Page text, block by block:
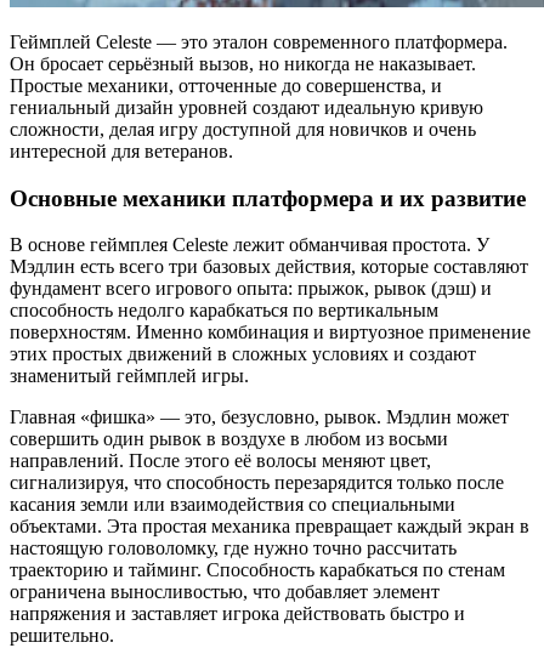
Геймплей Celeste — это эталон современного платформера.
Он бросает серьёзный вызов, но никогда не наказывает.
Простые механики, отточенные до совершенства, и
гениальный дизайн уровней создают идеальную кривую
сложности, делая игру доступной для новичков и очень
интересной для ветеранов.
Основные механики платформера и их развитие
В основе геймплея Celeste лежит обманчивая простота. У
Мэдлин есть всего три базовых действия, которые составляют
фундамент всего игрового опыта: прыжок, рывок (дэш) и
способность недолго карабкаться по вертикальным
поверхностям. Именно комбинация и виртуозное применение
этих простых движений в сложных условиях и создают
знаменитый геймплей игры.
Главная «фишка» — это, безусловно, рывок. Мэдлин может
совершить один рывок в воздухе в любом из восьми
направлений. После этого её волосы меняют цвет,
сигнализируя, что способность перезарядится только после
касания земли или взаимодействия со специальными
объектами. Эта простая механика превращает каждый экран в
настоящую головоломку, где нужно точно рассчитать
траекторию и тайминг. Способность карабкаться по стенам
ограничена выносливостью, что добавляет элемент
напряжения и заставляет игрока действовать быстро и
решительно.